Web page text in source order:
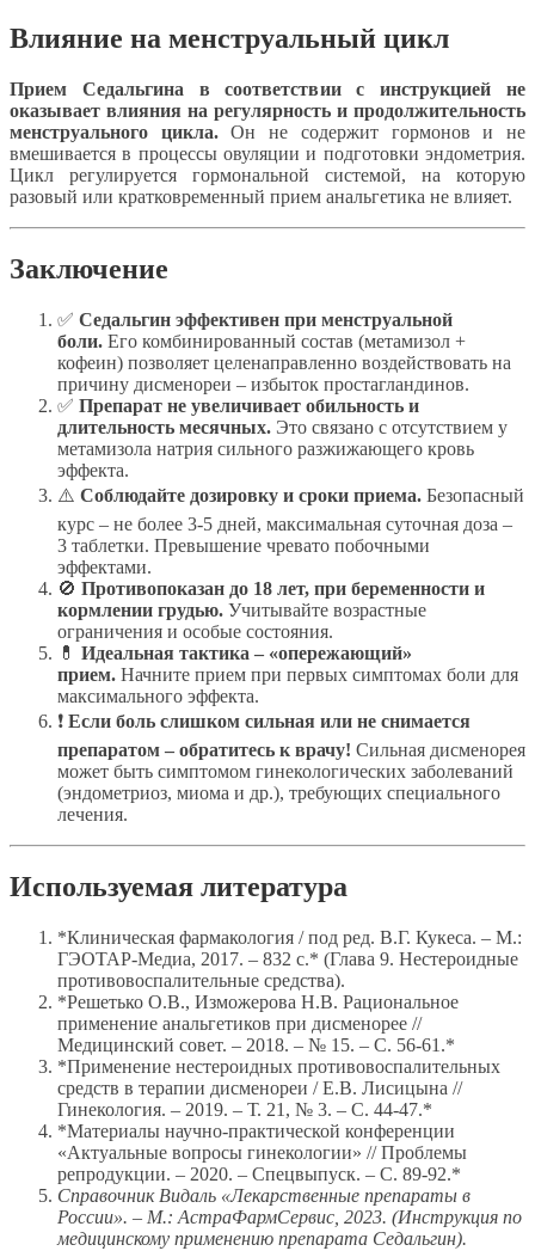
Влияние на менструальный цикл
Прием Седальгина в соответствии с инструкцией не
оказывает влияния на регулярность и продолжительность
менструального цикла.Он не содержит гормонов и не
вмешивается в процессы овуляции и подготовки эндометрия.
Цикл регулируется гормональной системой, на которую
разовый или кратковременный прием анальгетика не влияет.
Заключение
✅ Седальгин эффективен при менструальной
боли. Его комбинированный состав (метамизол +
кофеин) позволяет целенаправленно воздействовать на
причину дисменореи – избыток простагландинов.
✅ Препарат не увеличивает обильность и
длительность месячных. Это связано с отсутствием у
метамизола натрия сильного разжижающего кровь
эффекта.
⚠️ Соблюдайте дозировку и сроки приема. Безопасный
курс – не более 3-5 дней, максимальная суточная доза –
3 таблетки. Превышение чревато побочными
эффектами.
🚫 Противопоказан до 18 лет, при беременности и
кормлении грудью. Учитывайте возрастные
ограничения и особые состояния.
💊 Идеальная тактика – «опережающий»
прием. Начните прием при первых симптомах боли для
максимального эффекта.
❗ Если боль слишком сильная или не снимается
препаратом – обратитесь к врачу! Сильная дисменорея
может быть симптомом гинекологических заболеваний
(эндометриоз, миома и др.), требующих специального
лечения.
Используемая литература
*Клиническая фармакология / под ред. В.Г. Кукеса. – М.:
ГЭОТАР-Медиа, 2017. – 832 с.* (Глава 9. Нестероидные
противовоспалительные средства).
*Решетько О.В., Изможерова Н.В. Рациональное
применение анальгетиков при дисменорее //
Медицинский совет. – 2018. – № 15. – С. 56-61.*
*Применение нестероидных противовоспалительных
средств в терапии дисменореи / Е.В. Лисицына //
Гинекология. – 2019. – Т. 21, № 3. – С. 44-47.*
*Материалы научно-практической конференции
«Актуальные вопросы гинекологии» // Проблемы
репродукции. – 2020. – Спецвыпуск. – С. 89-92.*
Справочник Видаль «Лекарственные препараты в
России». – М.: АстраФармСервис, 2023. (Инструкция по
медицинскому применению препарата Седальгин).